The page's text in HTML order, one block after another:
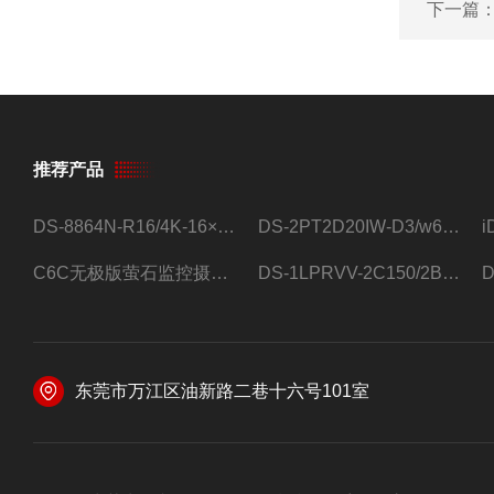
下一篇：
推荐产品
DS-8864N-R16/4K-16×4T/希捷16盘位录像机 DS-2PT2D20IW-D3/w64路高清硬盘录像机
C6C无极版萤石监控摄像头 DS-1LPRVV-2C150/2B监控室外夜视高清电源线护套线200米/卷
东莞市万江区油新路二巷十六号101室